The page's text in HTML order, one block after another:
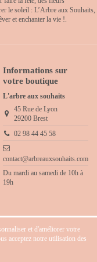
le soleil : L’Arbre aux Souhaits,
et enchanter la vie !.
Informations sur
votre boutique
L'arbre aux souhaits
45 Rue de Lyon
29200 Brest
02 98 44 45 58
contact@arbreauxsouhaits.com
Du mardi au samedi de 10h à
19h
et d'améliorer votre
acceptez notre utilisation des